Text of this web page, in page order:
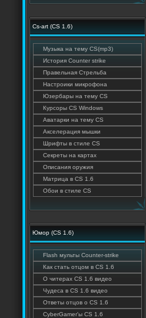
Cs-art (CS 1.6)
Музыка на тему CS(mp3)
История Counter strike
Правельная Стрельба
Настроики микрофона
Юзербары на тему CS
Курсоры CS Windows
Аватарки на тему CS
Акселерация мышки
Шрифты в стиле CS
Секреты на картах
Описания оружия
Матрица в CS 1.6
Обои в стиле CS
Юмор (CS 1.6)
Flash мульты Counter-strike
Как стать отцом в CS 1.6
О читерах CS 1.6 видео
Чудеса в CS 1.6 видео
Ответы отцов о CS 1.6
CyberGamer'ы CS 1.6